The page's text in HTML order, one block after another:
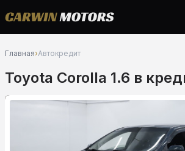
Главная›Автокредит
Toyota Corolla 1.6 в